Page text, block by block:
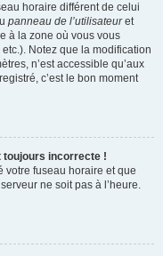
horaire différent de celui
panneau de l’utilisateuret
à la zone où vous vous
Notez que la modification
n’est accessible qu’aux
c’est le bon moment
toujours incorrecte !
votre fuseau horaire et que
ne soit pas à l’heure.